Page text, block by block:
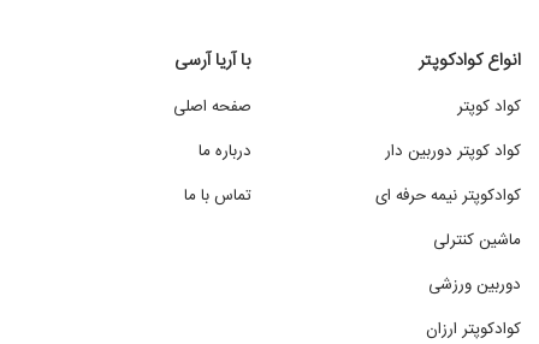
انواع کوادکوپتر
کواد کوپتر
کواد کوپتر دوربین دار
کوادکوپتر نیمه حرفه ای
ماشین کنترلی
دوربین ورزشی
کوادکوپتر ارزان
با آریا آرسی
صفحه اصلی
درباره ما
تماس با ما